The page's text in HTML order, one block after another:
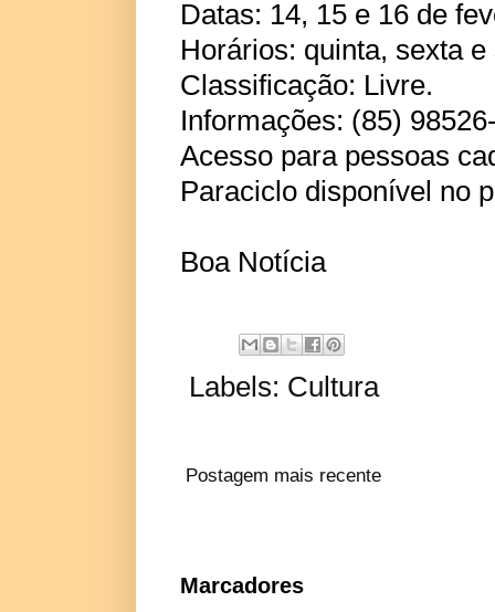
Datas: 14, 15 e 16 de
Horários: quinta, sexta
Classificação: Livre.
Informações: (85)
Acesso para pessoas
Paraciclo disponível no
Boa Notícia
Labels: Cultura
Postagem mais recente
Marcadores